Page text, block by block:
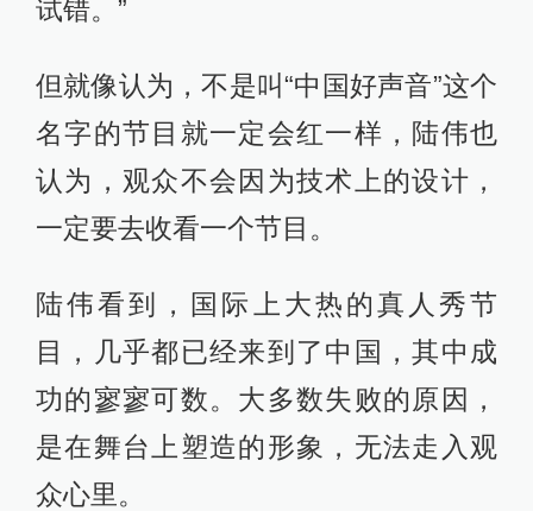
试错。”
但就像认为，不是叫“中国好声音”这个
名字的节目就一定会红一样，陆伟也
认为，观众不会因为技术上的设计，
一定要去收看一个节目。
陆伟看到，国际上大热的真人秀节
目，几乎都已经来到了中国，其中成
功的寥寥可数。大多数失败的原因，
是在舞台上塑造的形象，无法走入观
众心里。